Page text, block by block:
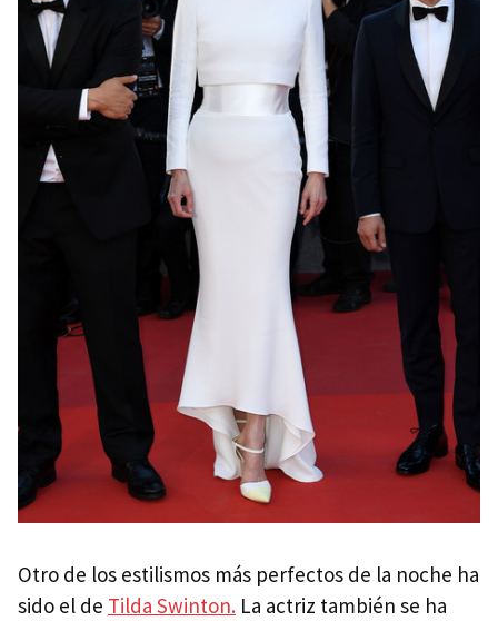
Otro de los estilismos más perfectos de la noche ha
sido el de Tilda Swinton. La actriz también se ha